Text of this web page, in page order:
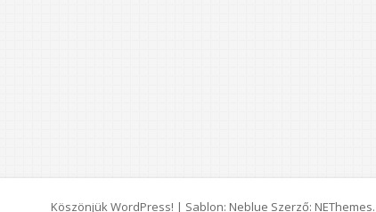
Köszönjük WordPress! | Sablon: Neblue Szerző: NEThemes.